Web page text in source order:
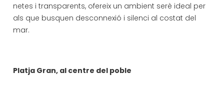
netes i transparents, ofereix un ambient serè ideal per
als que busquen desconnexió i silenci al costat del
mar.
Platja Gran, al centre del poble